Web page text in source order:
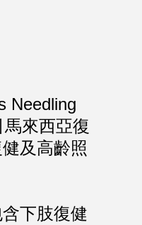
Needling
來西亞復
及高齡照
下肢復健